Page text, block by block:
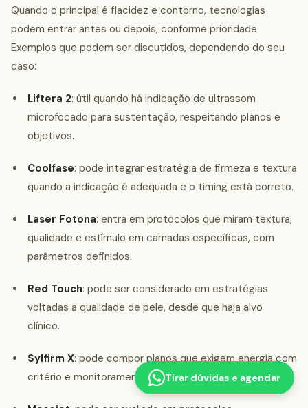
Quando o principal é flacidez e contorno, tecnologias
podem entrar antes ou depois, conforme prioridade.
Exemplos que podem ser discutidos, dependendo do seu
caso:
Liftera 2: útil quando há indicação de ultrassom
microfocado para sustentação, respeitando planos e
objetivos.
Coolfase: pode integrar estratégia de firmeza e textura
quando a indicação é adequada e o timing está correto.
Laser Fotona: entra em protocolos que miram textura,
qualidade e estímulo em camadas específicas, com
parâmetros definidos.
Red Touch: pode ser considerado em estratégias
voltadas a qualidade de pele, desde que haja alvo
clínico.
Sylfirm X: pode compor planos que exigem energia com
critério e monitoramento de resposta.Tirar dúvidas e agendar